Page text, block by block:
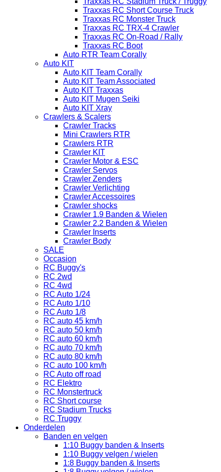
Traxxas RC Short Course Truck
Traxxas RC Monster Truck
Traxxas RC TRX-4 Crawler
Traxxas RC On-Road / Rally
Traxxas RC Boot
Auto RTR Team Corally
Auto KIT
Auto KIT Team Corally
Auto KIT Team Associated
Auto KIT Traxxas
Auto KIT Mugen Seiki
Auto KIT Xray
Crawlers & Scalers
Crawler Tracks
Mini Crawlers RTR
Crawlers RTR
Crawler KIT
Crawler Motor & ESC
Crawler Servos
Crawler Zenders
Crawler Verlichting
Crawler Accessoires
Crawler shocks
Crawler 1.9 Banden & Wielen
Crawler 2.2 Banden & Wielen
Crawler Inserts
Crawler Body
SALE
Occasion
RC Buggy's
RC 2wd
RC 4wd
RC Auto 1/24
RC Auto 1/10
RC Auto 1/8
RC auto 45 km/h
RC auto 50 km/h
RC auto 60 km/h
RC auto 70 km/h
RC auto 80 km/h
RC auto 100 km/h
RC Auto off road
RC Elektro
RC Monstertruck
RC Short course
RC Stadium Trucks
RC Truggy
Onderdelen
Banden en velgen
1:10 Buggy banden & Inserts
1:10 Buggy velgen / wielen
1:8 Buggy banden & Inserts